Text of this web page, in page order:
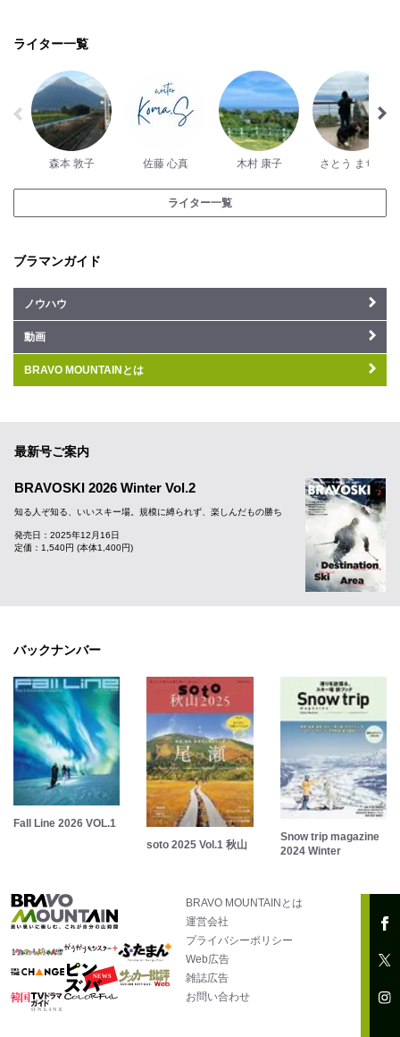
ライター一覧
森本 敦子 佐藤 心真 木村 康子 さとう まちこ
ライター一覧
ブラマンガイド
ノウハウ
動画
BRAVO MOUNTAINとは
最新号ご案内
BRAVOSKI 2026 Winter Vol.2
知る人ぞ知る、いいスキー場。規模に縛られず、楽しんだもの勝ち
発売日：2025年12月16日
定価：1,540円 (本体1,400円)
バックナンバー
Fall Line 2026 VOL.1
soto 2025 Vol.1 秋山
Snow trip magazine
2024 Winter
BRAVO MOUNTAINとは
運営会社
プライバシーポリシー
Web広告
雑誌広告
お問い合わせ